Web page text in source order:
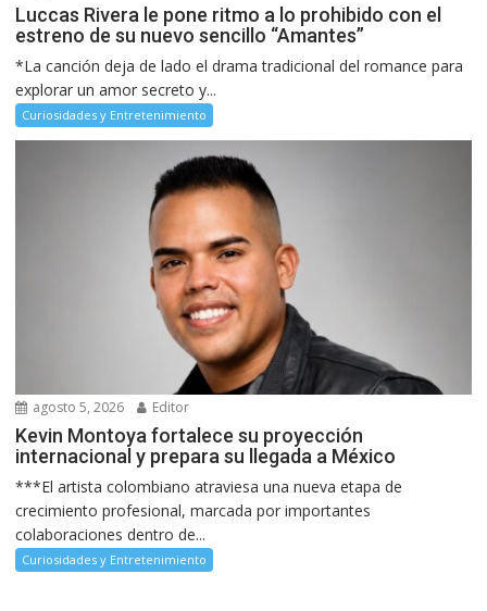
Luccas Rivera le pone ritmo a lo prohibido con el
estreno de su nuevo sencillo “Amantes”
*La canción deja de lado el drama tradicional del romance para
explorar un amor secreto y...
Curiosidades y Entretenimiento
agosto 5, 2026 Editor
Kevin Montoya fortalece su proyección
internacional y prepara su llegada a México
***El artista colombiano atraviesa una nueva etapa de
crecimiento profesional, marcada por importantes
colaboraciones dentro de...
Curiosidades y Entretenimiento